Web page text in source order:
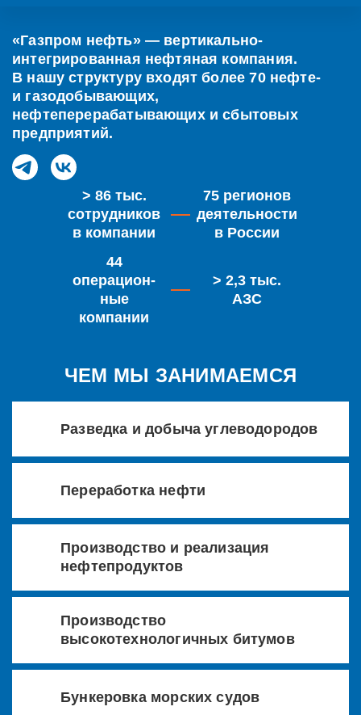
«Газпром нефть» — вертикально-
интегрированная нефтяная компания.
В нашу структуру входят более 70 нефте-
и газодобывающих,
нефтеперерабатывающих и сбытовых
предприятий.
> 86 тыс.
сотрудников
в компании
75 регионов
деятельности
в России
44
операцион­
ные
компании
> 2,3 тыс.
АЗС
ЧЕМ МЫ ЗАНИМАЕМСЯ
Разведка и добыча углеводородов
Переработка нефти
Производство и реализация
нефтепродуктов
Производство
высокотехнологичных битумов
Бункеровка морских судов